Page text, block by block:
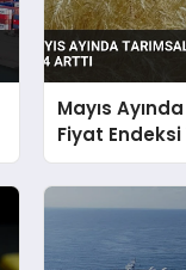
Mayıs
Fiyat